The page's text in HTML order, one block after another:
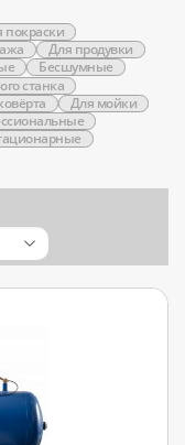
покраски
Для продувки
Бесшумные
станка
Для мойки